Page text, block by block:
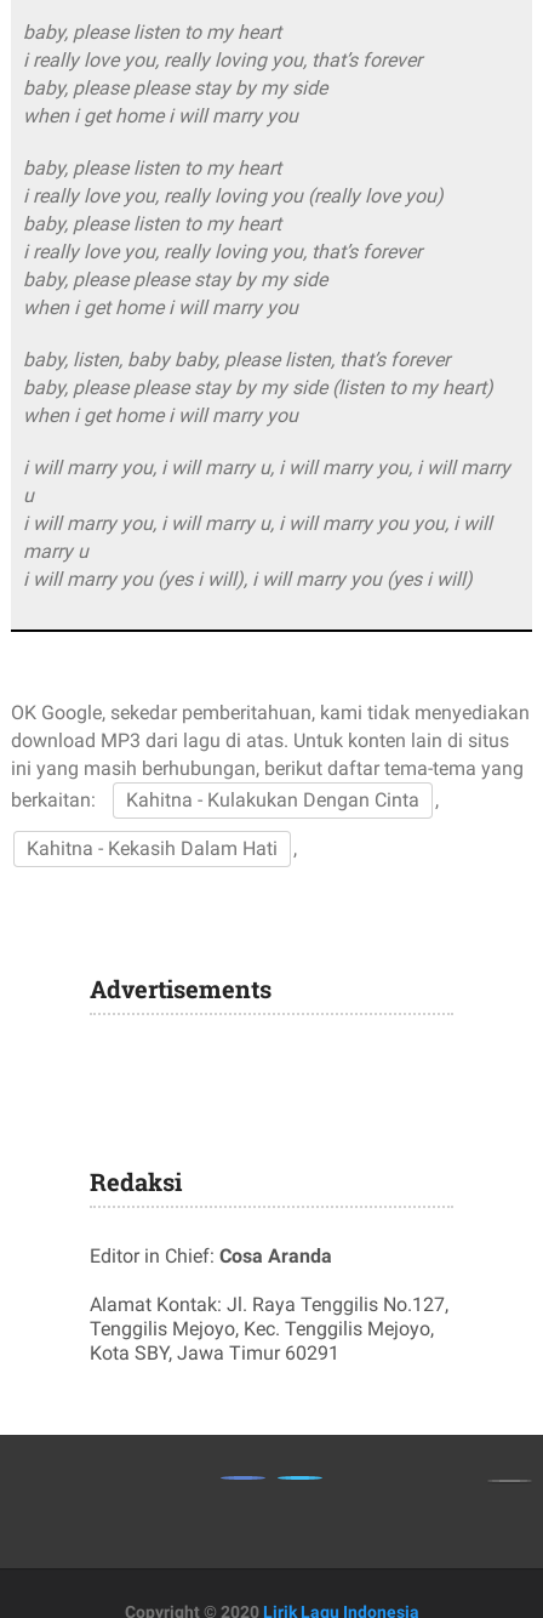
baby, please listen to my heart
i really love you, really loving you, that’s forever
baby, please please stay by my side
when i get home i will marry you
baby, please listen to my heart
i really love you, really loving you (really love you)
baby, please listen to my heart
i really love you, really loving you, that’s forever
baby, please please stay by my side
when i get home i will marry you
baby, listen, baby baby, please listen, that’s forever
baby, please please stay by my side (listen to my heart)
when i get home i will marry you
i will marry you, i will marry u, i will marry you, i will marry
u
i will marry you, i will marry u, i will marry you you, i will
marry u
i will marry you (yes i will), i will marry you (yes i will)
OK Google, sekedar pemberitahuan, kami tidak menyediakan
download MP3 dari lagu di atas. Untuk konten lain di situs
ini yang masih berhubungan, berikut daftar tema-tema yang
berkaitan:
Kahitna - Kulakukan Dengan Cinta ,
Kahitna - Kekasih Dalam Hati ,
Advertisements
Redaksi
Editor in Chief: Cosa Aranda
Alamat Kontak: Jl. Raya Tenggilis No.127,
Tenggilis Mejoyo, Kec. Tenggilis Mejoyo,
Kota SBY, Jawa Timur 60291
Copyright © 2020 Lirik Lagu Indonesia